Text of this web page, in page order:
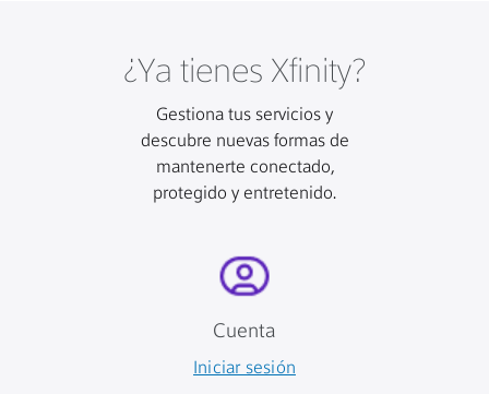
¿Ya tienes Xfinity?
Gestiona tus servicios y
descubre nuevas formas de
mantenerte conectado,
protegido y entretenido.
Cuenta
Iniciar sesión